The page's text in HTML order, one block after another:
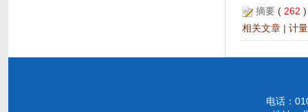
摘要 ( 262
相关文章 | 计
电话：